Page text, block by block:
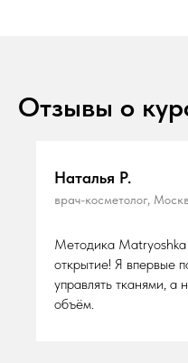
Отзывы о
Наталья Р.
врач-косметолог,
Методика
открытие! Я впервые
управлять тканями, а
объём.